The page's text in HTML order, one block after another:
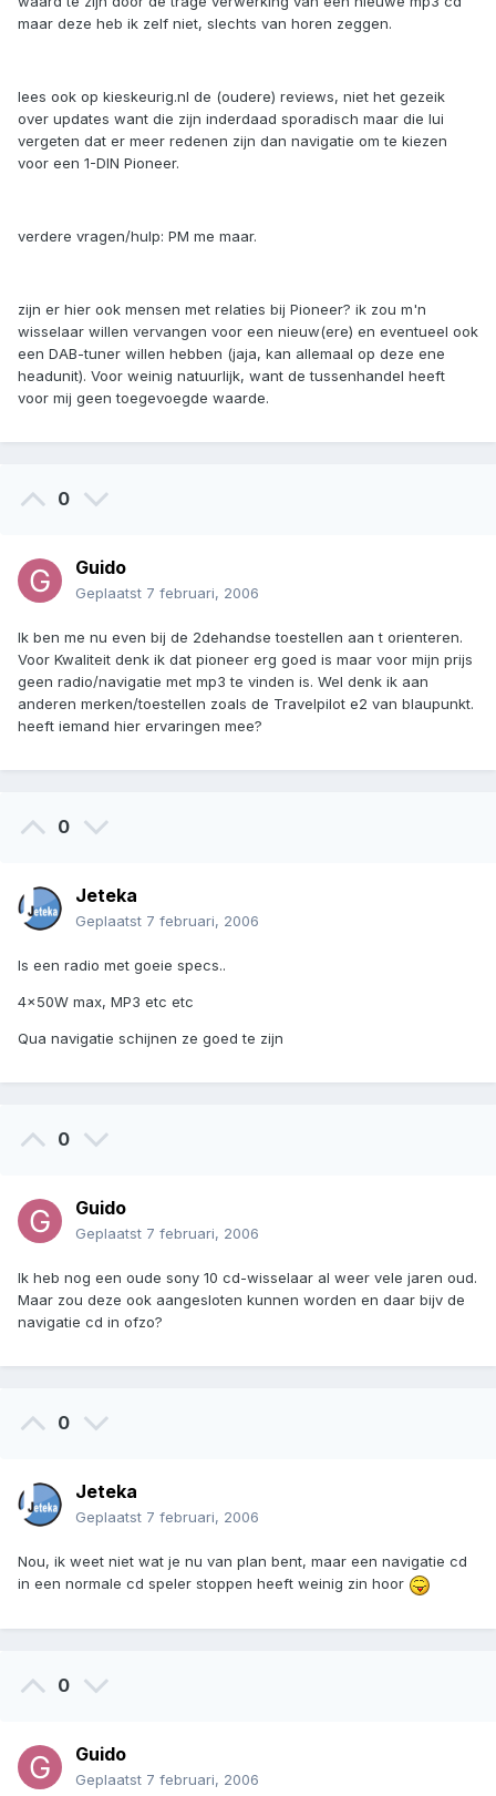
maar deze heb ik zelf niet, slechts van horen zeggen.
lees ook op kieskeurig.nl de (oudere) reviews, niet het gezeik
over updates want die zijn inderdaad sporadisch maar die lui
vergeten dat er meer redenen zijn dan navigatie om te kiezen
voor een 1-DIN Pioneer.
verdere vragen/hulp: PM me maar.
zijn er hier ook mensen met relaties bij Pioneer? ik zou m'n
wisselaar willen vervangen voor een nieuw(ere) en eventueel ook
een DAB-tuner willen hebben (jaja, kan allemaal op deze ene
headunit). Voor weinig natuurlijk, want de tussenhandel heeft
voor mij geen toegevoegde waarde.
0
Guido
Geplaatst 7 februari, 2006
Ik ben me nu even bij de 2dehandse toestellen aan t orienteren.
Voor Kwaliteit denk ik dat pioneer erg goed is maar voor mijn prijs
geen radio/navigatie met mp3 te vinden is. Wel denk ik aan
anderen merken/toestellen zoals de Travelpilot e2 van blaupunkt.
heeft iemand hier ervaringen mee?
0
Jeteka
Geplaatst 7 februari, 2006
Is een radio met goeie specs..
4x50W max, MP3 etc etc
Qua navigatie schijnen ze goed te zijn
0
Guido
Geplaatst 7 februari, 2006
Ik heb nog een oude sony 10 cd-wisselaar al weer vele jaren oud.
Maar zou deze ook aangesloten kunnen worden en daar bijv de
navigatie cd in ofzo?
0
Jeteka
Geplaatst 7 februari, 2006
Nou, ik weet niet wat je nu van plan bent, maar een navigatie cd
in een normale cd speler stoppen heeft weinig zin hoor
0
Guido
Geplaatst 7 februari, 2006